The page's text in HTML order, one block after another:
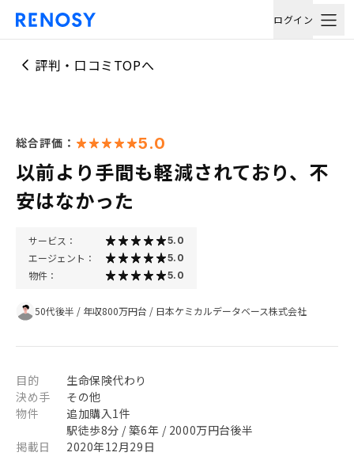
ログイン
評判・口コミTOPへ
総合評価： 5.0
以前より手間も軽減されており、不
安はなかった
サービス： 5.0
エージェント： 5.0
物件： 5.0
50代後半 / 年収800万円台 / 日本ケミカルデータベース株式会社
目的
生命保険代わり
決め手
その他
物件
追加購入1件
駅徒歩8分 / 築6年 / 2000万円台後半
掲載日
2020年12月29日